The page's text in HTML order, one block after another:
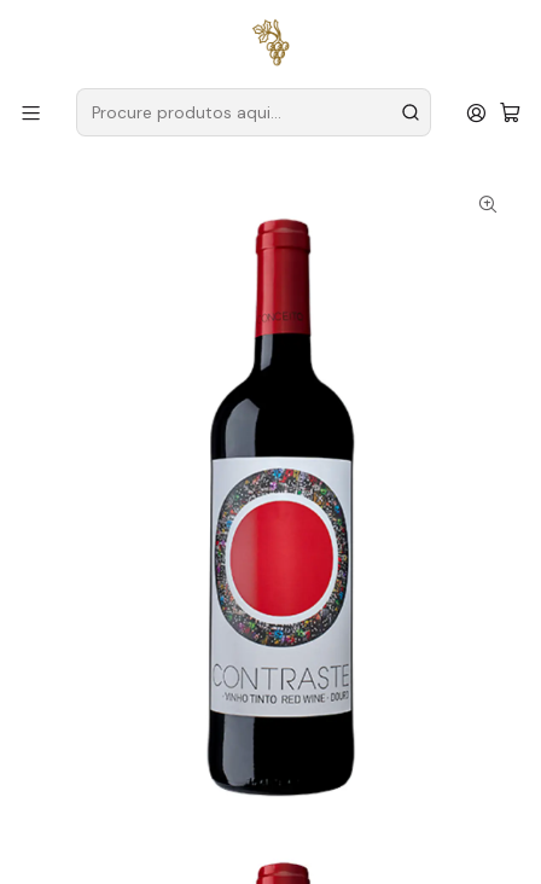
para encomendas a partir de
Produtores Douro
Conceito
Contraste 2022 Douro Tinto 75cl